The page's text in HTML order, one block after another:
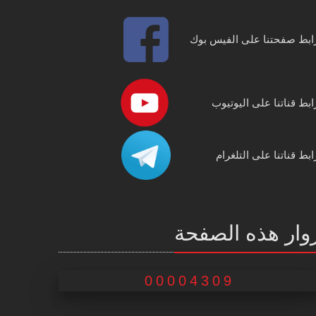
صفحتنا على الفيس بوك
قناتنا على اليوتيوب
قناتنا على التلغرام
هذه الصفحة
00004309